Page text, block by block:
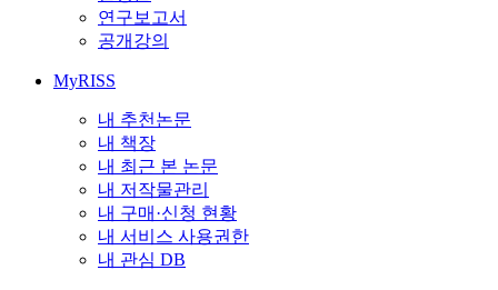
연구보고서
공개강의
MyRISS
내 추천논문
내 책장
내 최근 본 논문
내 저작물관리
내 구매·신청 현황
내 서비스 사용권한
내 관심 DB